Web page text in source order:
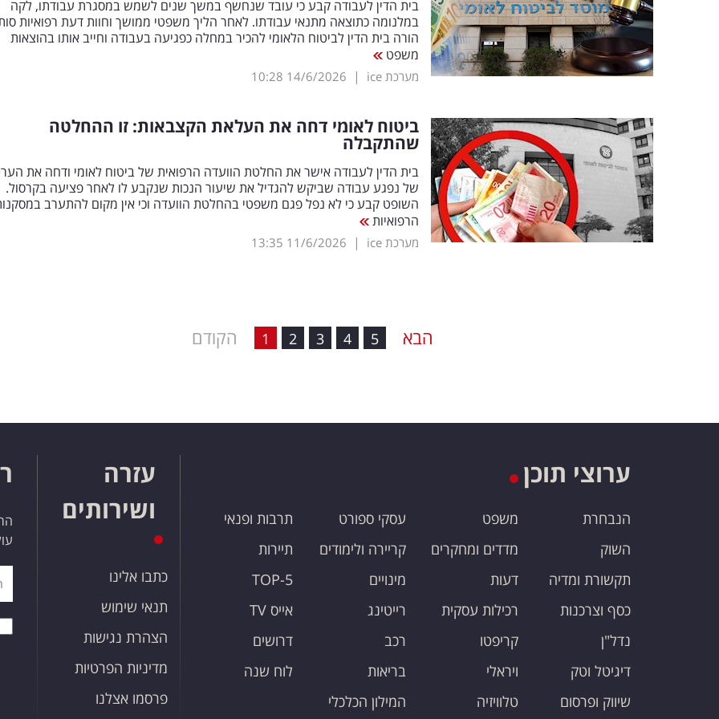
בית הדין לעבודה קבע כי עובד שנחשף במשך שנים לשמש במסגרת עבודתו, לקה
במלנומה כתוצאה מתנאי עבודתו. לאחר הליך משפטי ממושך וחוות דעת רפואיות
הורה בית הדין לביטוח הלאומי להכיר במחלה כפגיעה בעבודה וחייב אותו בהוצאות
משפט
מערכת ice |
14/6/2026
10:28
ביטוח לאומי דחה את העלאת הקצבאות: זו ההחלטה
שהתקבלה
בית הדין לעבודה אישר את החלטת הוועדה הרפואית של ביטוח לאומי ודחה את
של נפגע עבודה שביקש להגדיל את שיעור הנכות שנקבע לו לאחר פציעה בקרסול.
השופט קבע כי לא נפל פגם משפטי בהחלטת הוועדה וכי אין מקום להתערב
הרפואיות
מערכת ice |
11/6/2026
13:35
הקודם 1 2 3 4 5 הבא
ערוצי תוכן
הנבחרת
השוק
תקשורת ומדיה
כסף וצרכנות
נדל"ן
דיגיטל וטק
שיווק ופרסום
משפט
מדדים ומחקרים
דעות
רכילות עסקית
קריפטו
ויראלי
טלוויזיה
עסקי ספורט
קריירה ולימודים
מינויים
רייטינג
רכב
בריאות
המילון הכלכלי
תרבות ופנאי
תיירות
TOP-5
אייס TV
דרושים
לוח שנה
עזרה
ושירותים
כתבו אלינו
תנאי שימוש
הצהרת נגישות
מדיניות הפרטיות
פרסמו אצלנו